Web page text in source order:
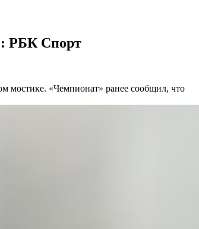
РБК Спорт
мостике. «Чемпионат» ранее сообщил, что